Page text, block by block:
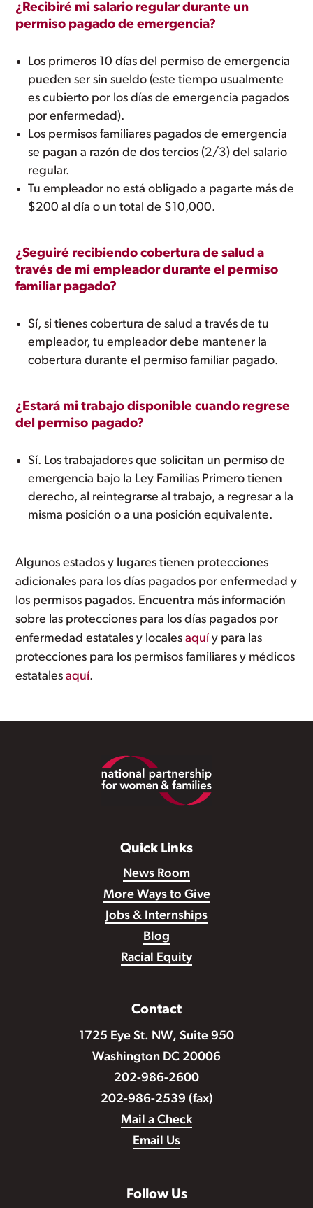
¿Recibiré mi salario regular durante un
permiso pagado de emergencia?
Los primeros 10 días del permiso de emergencia
pueden ser sin sueldo (este tiempo usualmente
es cubierto por los días de emergencia pagados
por enfermedad).
Los permisos familiares pagados de emergencia
se pagan a razón de dos tercios (2/3) del salario
regular.
Tu empleador no está obligado a pagarte más de
$200 al día o un total de $10,000.
¿Seguiré recibiendo cobertura de salud a
través de mi empleador durante el permiso
familiar pagado?
Sí, si tienes cobertura de salud a través de tu
empleador, tu empleador debe mantener la
cobertura durante el permiso familiar pagado.
¿Estará mi trabajo disponible cuando regrese
del permiso pagado?
Sí. Los trabajadores que solicitan un permiso de
emergencia bajo la Ley Familias Primero tienen
derecho, al reintegrarse al trabajo, a regresar a la
misma posición o a una posición equivalente.
Algunos estados y lugares tienen protecciones
adicionales para los días pagados por enfermedad y
los permisos pagados. Encuentra más información
sobre las protecciones para los días pagados por
enfermedad estatales y localesaquí y para las
protecciones para los permisos familiares y médicos
estatalesaquí.
Quick Links
News Room
More Ways to Give
Jobs & Internships
Blog
Racial Equity
Contact
1725 Eye St. NW, Suite 950
Washington DC 20006
202-986-2600
202-986-2539 (fax)
Mail a Check
Email Us
Follow Us